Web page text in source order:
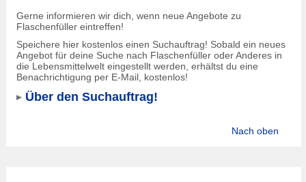
Gerne informieren wir dich, wenn neue Angebote zu
Flaschenfüller eintreffen!
Speichere hier kostenlos einen Suchauftrag! Sobald ein neues
Angebot für deine Suche nach Flaschenfüller oder Anderes in
die Lebensmittelwelt eingestellt werden, erhältst du eine
Benachrichtigung per E-Mail, kostenlos!
Über den Suchauftrag!
Nach oben